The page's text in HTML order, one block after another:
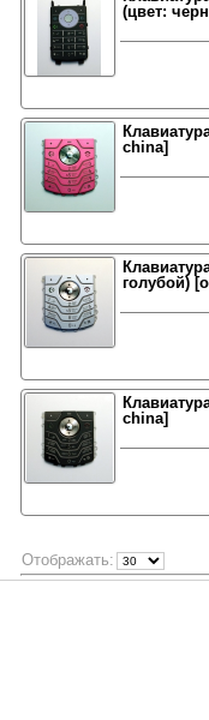
(цвет:
china]
голубой)
china]
Отображать: